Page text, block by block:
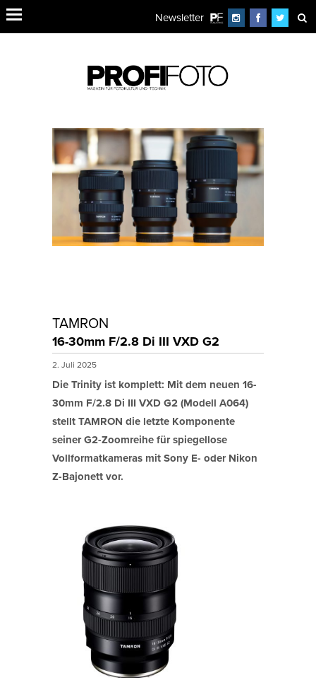
Newsletter
TAMRON
16-30mm F/2.8 Di III VXD G2
2. Juli 2025
Die Trinity ist komplett: Mit dem neuen 16-
30mm F/2.8 Di III VXD G2 (Modell A064)
stellt TAMRON die letzte Komponente
seiner G2-Zoomreihe für spiegellose
Vollformatkameras mit Sony E- oder Nikon
Z-Bajonett vor.